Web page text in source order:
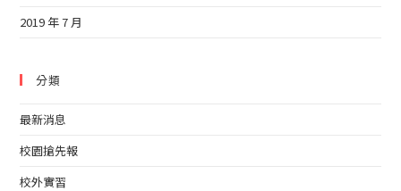
2019 年 7 月
分類
最新消息
校園搶先報
校外實習